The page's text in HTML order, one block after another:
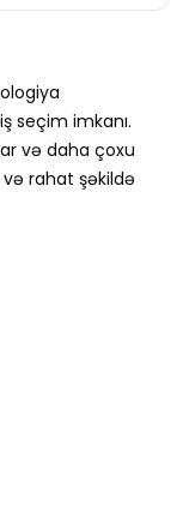
seçim imkanı.
və daha çoxu
rahat şəkildə